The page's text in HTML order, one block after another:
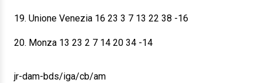
19. Unione Venezia 16 23 3 7 13 22 38 -16
20. Monza 13 23 2 7 14 20 34 -14
jr-dam-bds/iga/cb/am